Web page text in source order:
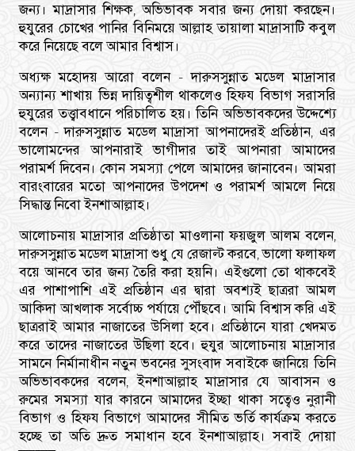
জন্য। মাদ্রাসার শিক্ষক, অভিভাবক সবার জন্য দোয়া করছেন।
হুযুরের চোখের পানির বিনিময়ে আল্লাহ তায়ালা মাদ্রাসাটি কবুল
করে নিয়েছে বলে আমার বিশ্বাস।
অধ্যক্ষ মহোদয় আরো বলেন - দারুসসুন্নাত মডেল মাদ্রাসার
অন্যান্য শাখায় ভিন্ন দায়িত্বশীল থাকলেও হিফয বিভাগ সরাসরি
হুযুরের তত্ত্বাবধানে পরিচালিত হয়। তিনি অভিভাবকদের উদ্দেশ্যে
বলেন - দারুসসুন্নাত মডেল মাদ্রাসা আপনাদেরই প্রতিষ্ঠান, এর
ভালোমন্দের আপনারাই ভাগীদার তাই আপনারা আমাদের
পরামর্শ দিবেন। কোন সমস্যা পেলে আমাদের জানাবেন। আমরা
বারংবারের মতো আপনাদের উপদেশ ও পরামর্শ আমলে নিয়ে
সিদ্ধান্ত নিবো ইনশাআল্লাহ।
আলোচনায় মাদ্রাসার প্রতিষ্ঠাতা মাওলানা ফয়জুল আলম বলেন,
দারুসসুন্নাত মডেল মাদ্রাসা শুধু যে রেজাল্ট করবে, ভালো ফলাফল
বয়ে আনবে তার জন্য তৈরি করা হয়নি। এইগুলো তো থাকবেই
এর পাশাপাশি এই প্রতিষ্ঠান এর দ্বারা অবশ্যই ছাত্ররা আমল
আকিদা আখলাক সর্বোচ্চ পর্যায়ে পৌঁছবে। আমি বিশ্বাস করি এই
ছাত্ররাই আমার নাজাতের উসিলা হবে। প্রতিষ্ঠানে যারা খেদমত
করে তাদের নাজাতের উছিলা হবে। হুযুর আলোচনায় মাদ্রাসার
সামনে নির্মানাধীন নতুন ভবনের সুসংবাদ সবাইকে জানিয়ে তিনি
অভিভাবকদের বলেন, ইনশাআল্লাহ মাদ্রাসার যে আবাসন ও
রুমের সমস্যা যার কারনে আমাদের ইচ্ছা থাকা সত্বেও নুরানী
বিভাগ ও হিফয বিভাগে আমাদের সীমিত ভর্তি কার্যক্রম করতে
হচ্ছে তা অতি দ্রুত সমাধান হবে ইনশাআল্লাহ। সবাই দোয়া